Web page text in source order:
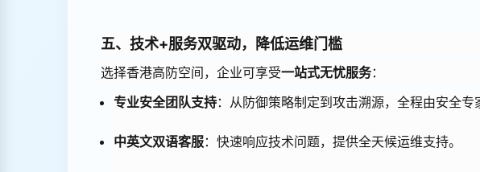
五、技术+服务双驱动，降低运维门槛
选择香港高防空间，企业可享受一站式无忧服务：
专业安全团队支持：从防御策略制定到攻击溯源，全程由安全专
中英文双语客服：快速响应技术问题，提供全天候运维支持。